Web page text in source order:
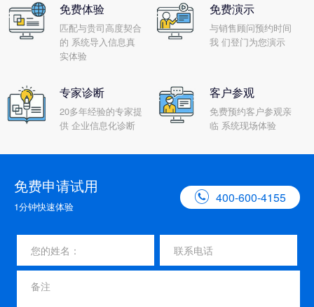
免费体验
匹配与贵司高度契合
的 系统导入信息真
实体验
免费演示
与销售顾问预约时间
我 们登门为您演示
专家诊断
20多年经验的专家提
供 企业信息化诊断
客户参观
免费预约客户参观亲
临 系统现场体验
免费申请试用
1分钟快速体验
 400-600-4155